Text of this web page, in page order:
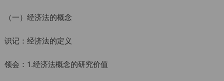
（一）经济法的概念
识记：经济法的定义
领会：1.经济法概念的研究价值